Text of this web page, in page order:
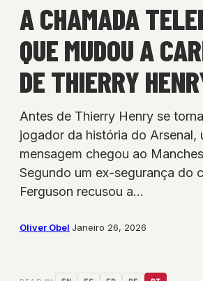
A CHAMADA
QUE MUDOU A
DE THIERRY
Antes de Thierry Henry se
jogador da história do Arsenal,
mensagem chegou ao
Segundo um ex-segurança do
Ferguson recusou a…
Oliver Obel·Janeiro 26, 2026